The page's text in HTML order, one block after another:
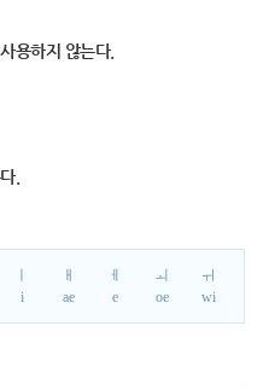
용하지 않는다.
.
i
ㅐ
ae
ㅔ
e
ㅚ
oe
ㅟ
wi